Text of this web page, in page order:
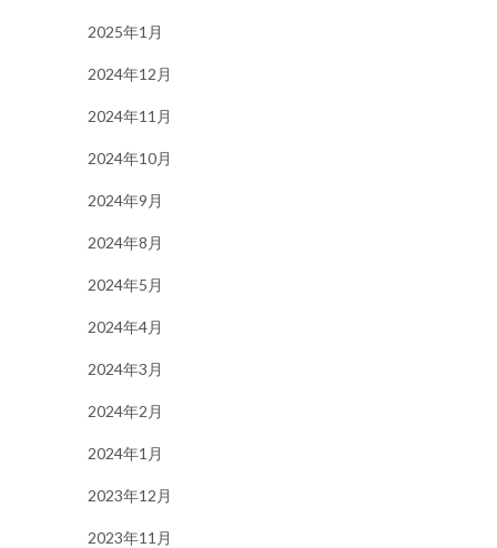
2025年1月
2024年12月
2024年11月
2024年10月
2024年9月
2024年8月
2024年5月
2024年4月
2024年3月
2024年2月
2024年1月
2023年12月
2023年11月